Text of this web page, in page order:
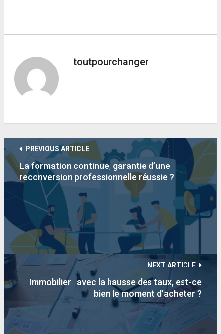
toutpourchanger
PREVIOUS ARTICLE
La formation continue, garantie d’une
reconversion professionnelle réussie ?
NEXT ARTICLE
Immobilier : avec la hausse des taux, est-ce
bien le moment d’acheter ?